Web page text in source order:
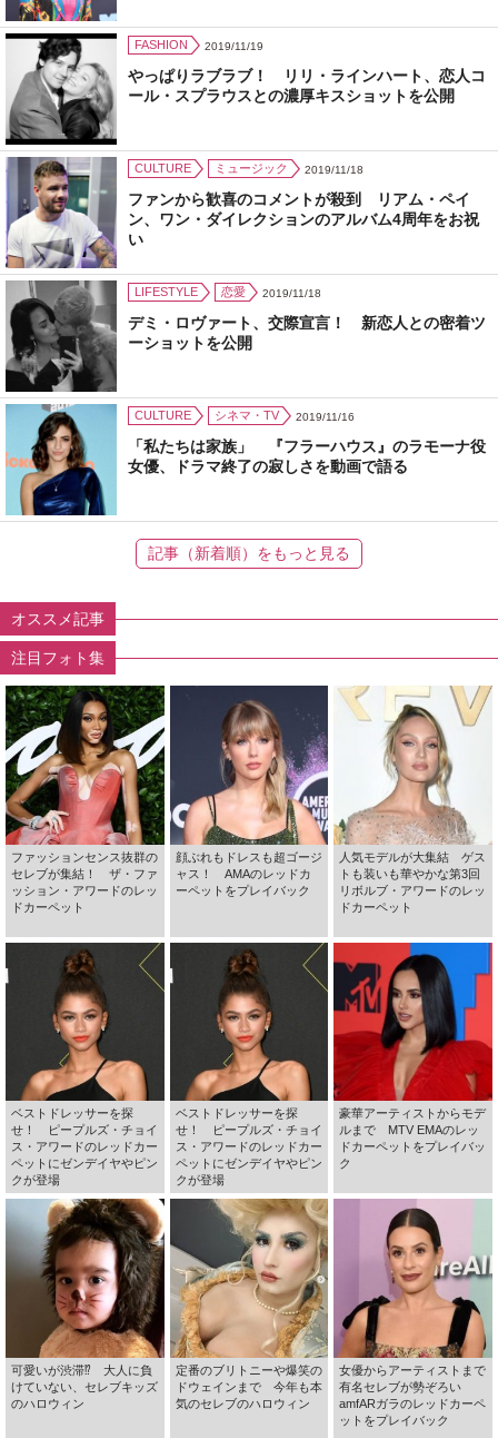
FASHION 2019/11/19
やっぱりラブラブ！ リリ・ラインハート、恋人コ
ール・スプラウスとの濃厚キスショットを公開
CULTURE ミュージック 2019/11/18
ファンから歓喜のコメントが殺到 リアム・ペイ
ン、ワン・ダイレクションのアルバム4周年をお祝
い
LIFESTYLE 恋愛 2019/11/18
デミ・ロヴァート、交際宣言！ 新恋人との密着ツ
ーショットを公開
CULTURE シネマ・TV 2019/11/16
「私たちは家族」 『フラーハウス』のラモーナ役
女優、ドラマ終了の寂しさを動画で語る
記事（新着順）をもっと見る
オススメ記事
注目フォト集
ファッションセンス抜群の
セレブが集結！ ザ・ファ
ッション・アワードのレッ
ドカーペット
顔ぶれもドレスも超ゴージ
ャス！ AMAのレッドカ
ーペットをプレイバック
人気モデルが大集結 ゲス
トも装いも華やかな第3回
リボルブ・アワードのレッ
ドカーペット
ベストドレッサーを探
せ！ ピープルズ・チョイ
ス・アワードのレッドカー
ペットにゼンデイヤやピン
クが登場
ベストドレッサーを探
せ！ ピープルズ・チョイ
ス・アワードのレッドカー
ペットにゼンデイヤやピン
クが登場
豪華アーティストからモデ
ルまで MTV EMAのレッ
ドカーペットをプレイバッ
ク
可愛いが渋滞⁉ 大人に負
けていない、セレブキッズ
のハロウィン
定番のブリトニーや爆笑の
ドウェインまで 今年も本
気のセレブのハロウィン
女優からアーティストまで
有名セレブが勢ぞろい
amfARガラのレッドカーペ
ットをプレイバック